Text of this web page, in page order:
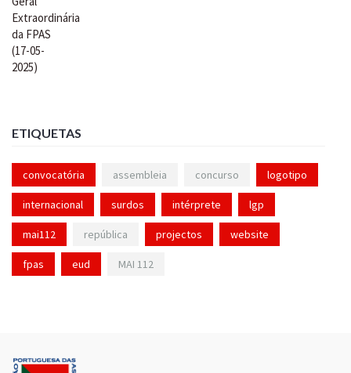
ETIQUETAS
convocatória assembleia concurso logotipo
internacional surdos intérprete lgp
mai112 república projectos website
fpas eud MAI 112